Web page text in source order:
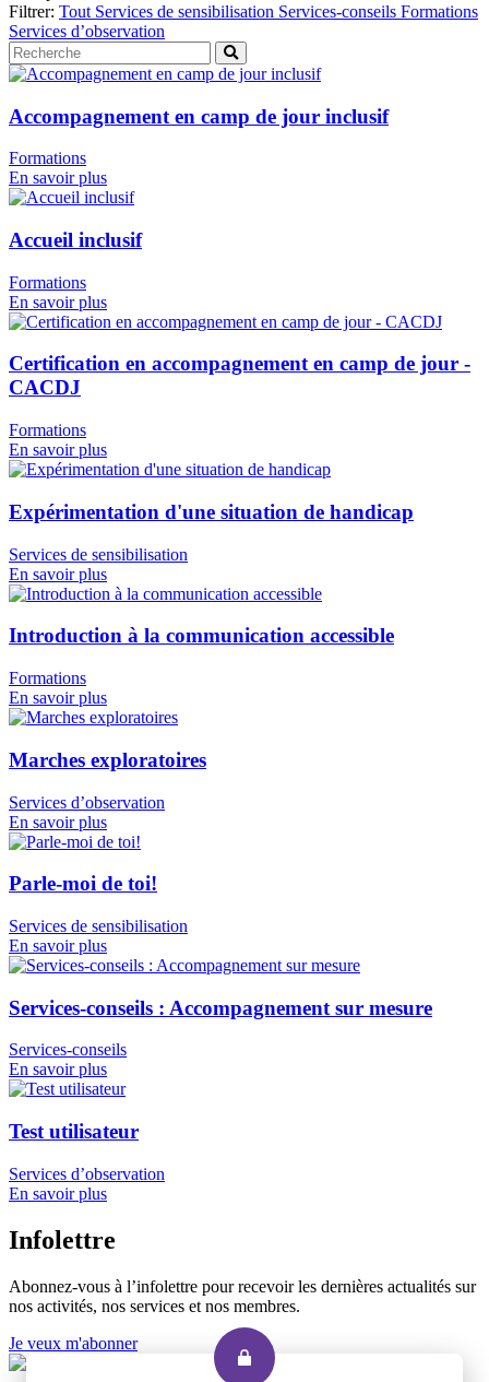
Filtrer: Tout Services de sensibilisation Services-conseils Formations
Services d’observation
Accompagnement en camp de jour inclusif
Formations
En savoir plus
Accueil inclusif
Formations
En savoir plus
Certification en accompagnement en camp de jour -
CACDJ
Formations
En savoir plus
Expérimentation d'une situation de handicap
Services de sensibilisation
En savoir plus
Introduction à la communication accessible
Formations
En savoir plus
Marches exploratoires
Services d’observation
En savoir plus
Parle-moi de toi!
Services de sensibilisation
En savoir plus
Services-conseils : Accompagnement sur mesure
Services-conseils
En savoir plus
Test utilisateur
Services d’observation
En savoir plus
Infolettre
Abonnez-vous à l’infolettre pour recevoir les dernières actualités sur
nos activités, nos services et nos membres.
Je veux m'abonner